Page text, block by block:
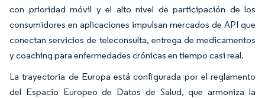
con prioridad móvil y el alto nivel de participación de los
consumidores en aplicaciones impulsan mercados de API que
conectan servicios de teleconsulta, entrega de medicamentos
y coaching para enfermedades crónicas en tiempo casi real.
La trayectoria de Europa está configurada por el reglamento
del Espacio Europeo de Datos de Salud, que armoniza la